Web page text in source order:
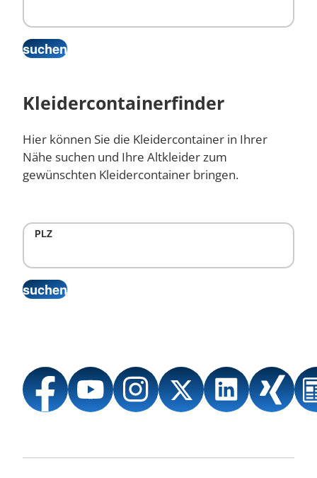
Kleidercontainerfinder
Hier können Sie die Kleidercontainer in Ihrer
Nähe suchen und Ihre Altkleider zum
gewünschten Kleidercontainer bringen.
PLZ